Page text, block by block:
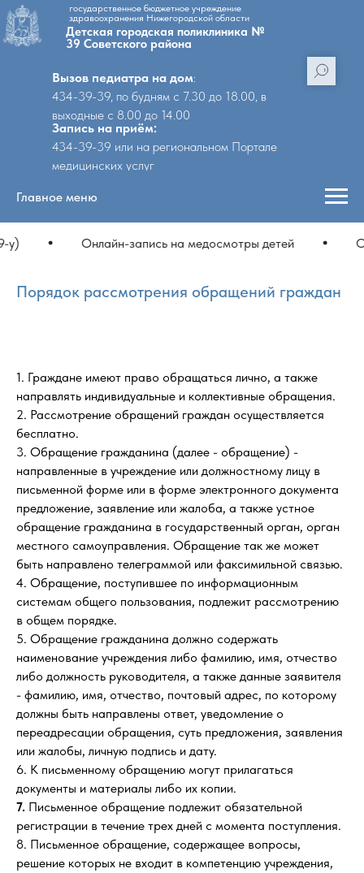
государственное бюджетное учреждение
здравоохранения Нижегородской области
Детская городская поликлиника №
39 Советского района
Запись на приём:
434-39-39 или на региональном Портале
медицинских услуг
Вызов педиатра на дом:
434-39-39, по будням с 7.30 до 18.00, в
выходные с 8.00 до 14.00
Главное меню
у) Онлайн-запись на медосмотры детей
Порядок рассмотрения обращений граждан
1. Граждане имеют право обращаться лично, а также
направлять индивидуальные и коллективные обращения.
2. Рассмотрение обращений граждан осуществляется
бесплатно.
3. Обращение гражданина (далее - обращение) -
направленные в учреждение или должностному лицу в
письменной форме или в форме электронного документа
предложение, заявление или жалоба, а также устное
обращение гражданина в государственный орган, орган
местного самоуправления. Обращение так же может
быть направлено телеграммой или факсимильной связью.
4. Обращение, поступившее по информационным
системам общего пользования, подлежит рассмотрению
в общем порядке.
5. Обращение гражданина должно содержать
наименование учреждения либо фамилию, имя, отчество
либо должность руководителя, а также данные заявителя
- фамилию, имя, отчество, почтовый адрес, по которому
должны быть направлены ответ, уведомление о
переадресации обращения, суть предложения, заявления
или жалобы, личную подпись и дату.
6. К письменному обращению могут прилагаться
документы и материалы либо их копии.
7. Письменное обращение подлежит обязательной
регистрации в течение трех дней с момента поступления.
8. Письменное обращение, содержащее вопросы,
решение которых не входит в компетенцию учреждения,